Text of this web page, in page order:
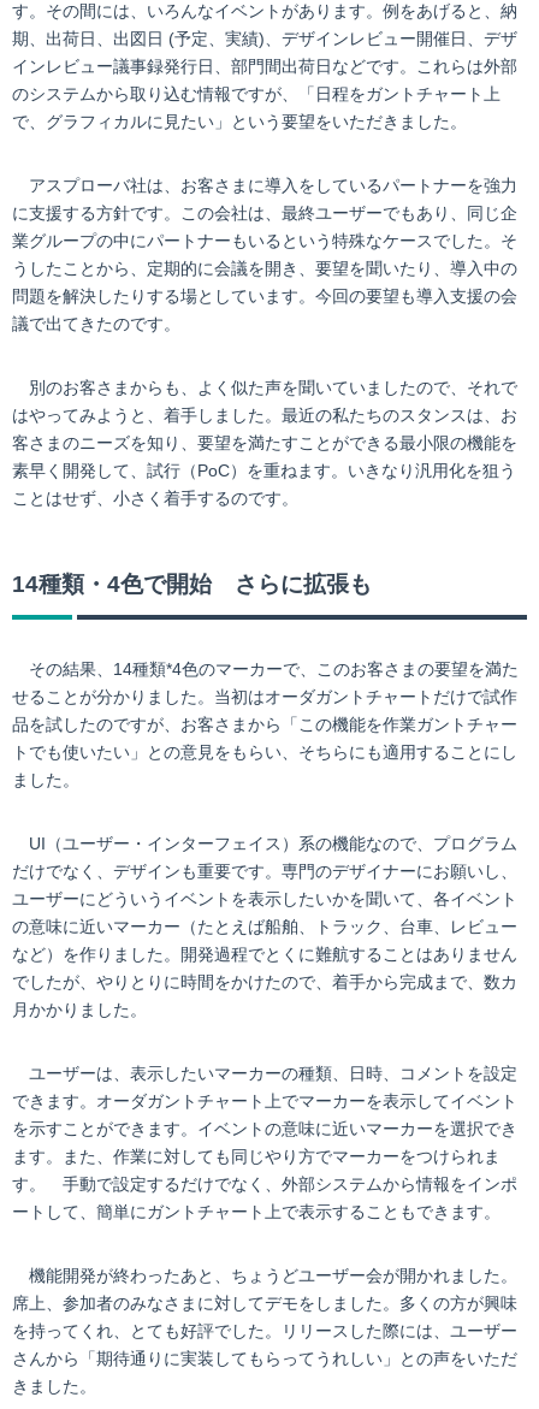
す。その間には、いろんなイベントがあります。例をあげると、納
期、出荷日、出図日 (予定、実績)、デザインレビュー開催日、デザ
インレビュー議事録発行日、部門間出荷日などです。これらは外部
のシステムから取り込む情報ですが、「日程をガントチャート上
で、グラフィカルに見たい」という要望をいただきました。
アスプローバ社は、お客さまに導入をしているパートナーを強力
に支援する方針です。この会社は、最終ユーザーでもあり、同じ企
業グループの中にパートナーもいるという特殊なケースでした。そ
うしたことから、定期的に会議を開き、要望を聞いたり、導入中の
問題を解決したりする場としています。今回の要望も導入支援の会
議で出てきたのです。
別のお客さまからも、よく似た声を聞いていましたので、それで
はやってみようと、着手しました。最近の私たちのスタンスは、お
客さまのニーズを知り、要望を満たすことができる最小限の機能を
素早く開発して、試行（PoC）を重ねます。いきなり汎用化を狙う
ことはせず、小さく着手するのです。
14種類・4色で開始 さらに拡張も
その結果、14種類*4色のマーカーで、このお客さまの要望を満た
せることが分かりました。当初はオーダガントチャートだけで試作
品を試したのですが、お客さまから「この機能を作業ガントチャー
トでも使いたい」との意見をもらい、そちらにも適用することにし
ました。
UI（ユーザー・インターフェイス）系の機能なので、プログラム
だけでなく、デザインも重要です。専門のデザイナーにお願いし、
ユーザーにどういうイベントを表示したいかを聞いて、各イベント
の意味に近いマーカー（たとえば船舶、トラック、台車、レビュー
など）を作りました。開発過程でとくに難航することはありません
でしたが、やりとりに時間をかけたので、着手から完成まで、数カ
月かかりました。
ユーザーは、表示したいマーカーの種類、日時、コメントを設定
できます。オーダガントチャート上でマーカーを表示してイベント
を示すことができます。イベントの意味に近いマーカーを選択でき
ます。また、作業に対しても同じやり方でマーカーをつけられま
す。 手動で設定するだけでなく、外部システムから情報をインポ
ートして、簡単にガントチャート上で表示することもできます。
機能開発が終わったあと、ちょうどユーザー会が開かれました。
席上、参加者のみなさまに対してデモをしました。多くの方が興味
を持ってくれ、とても好評でした。リリースした際には、ユーザー
さんから「期待通りに実装してもらってうれしい」との声をいただ
きました。